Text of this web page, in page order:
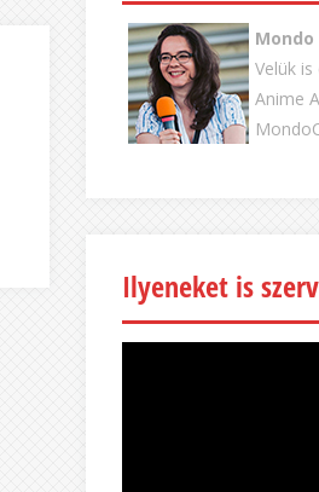
Velük
Anime
Ilyeneket is